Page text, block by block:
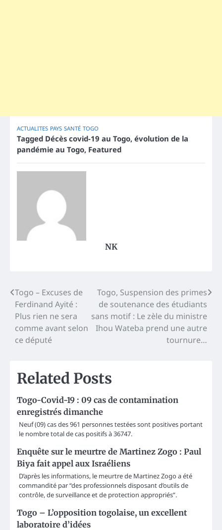
ACTUALITES PAYS SANTÉ TOGO
Tagged Décès covid-19 au Togo, évolution de la
pandémie au Togo, Featured
NK
Post
navigation
Togo – Excuses de
Ferdinand Ayité :
Plus rien ne sera
comme avant selon
ce député
Togo, Suspension des primes
de soutenance des étudiants
sans motif : Le zèle du ministre
Ihou Wateba prend une autre
tournure…
Related Posts
Togo-Covid-19 : 09 cas de contamination
enregistrés dimanche
Neuf (09) cas des 961 personnes testées sont positives portant
le nombre total de cas positifs à 36747.
Enquête sur le meurtre de Martinez Zogo : Paul
Biya fait appel aux Israéliens
D’après les informations, le meurtre de Martinez Zogo a été
commandité par “des professionnels disposant d’outils de
contrôle, de surveillance et de protection appropriés”.
Togo – L’opposition togolaise, un excellent
laboratoire d’idées